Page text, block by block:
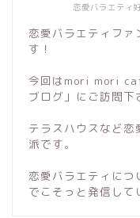
恋愛バラエティ
恋愛バラエティフ
す！
今回はmori mori
ブログ」にご訪問下
テラスハウスなど
派です。
恋愛バラエティにつ
でこそっと発信して